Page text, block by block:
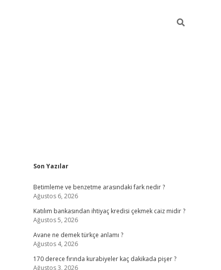
Sidebar
Son Yazılar
Betimleme ve benzetme arasındaki fark nedir ?
Ağustos 6, 2026
Katılım bankasından ihtiyaç kredisi çekmek caiz midir ?
Ağustos 5, 2026
Avane ne demek türkçe anlamı ?
Ağustos 4, 2026
170 derece fırında kurabiyeler kaç dakikada pişer ?
Ağustos 3, 2026
elexbet yeni giriş adresi